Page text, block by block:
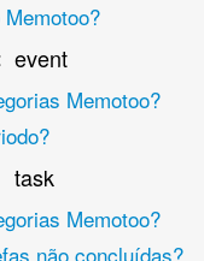
event
Memotoo?
task
Memotoo?
não concluídas?